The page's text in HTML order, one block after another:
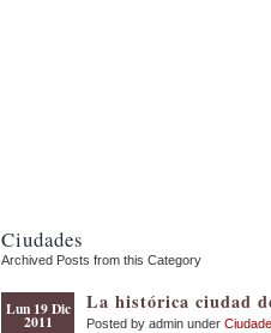
Ciudades
Archived Posts from this Category
Lun 19 Dic
2011
La histórica ciudad
Posted by admin under